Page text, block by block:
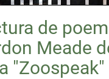
de
Meade
"Zoospeak"